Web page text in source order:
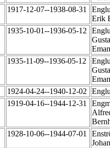
1917-12-07--1938-08-31
Erik
1935-10-01--1936-05-12
1935-11-09--1936-05-12
1924-04-24--1940-12-02
1919-04-16--1944-12-31
1928-10-06--1944-07-01